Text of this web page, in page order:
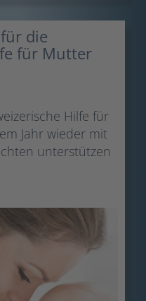
die
für Mutter
Hilfe für
Jahr wieder mit
unterstützen